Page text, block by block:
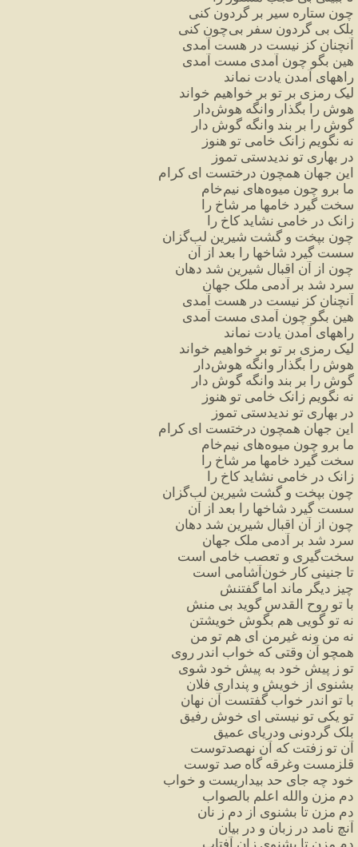
چون ستاره سیر بر گردون کنی
بلک بی گردون سفر بیچون کنی
آنچنان کز نیست در هست آمدی
هین بگو چون آمدی مست آمدی
راههای آمدن یادت نماند
لیک رمزی بر تو بر خواهیم خواند
هوش را بگذار وانگه هوشدار
گوش را بر بند وانگه گوش دار
نه نگویم زانک خامی تو هنوز
در بهاری تو ندیدستی تموز
این جهان همچون درختست ای کرام
ما برو چون میوههای نیمخام
سخت گیرد خامها مر شاخ را
زانک در خامی نشاید کاخ را
چون بپخت و گشت شیرین لبگزان
سست گیرد شاخها را بعد از
آن
چون از آن اقبال شیرین شد دهان
سرد شد بر آدمی ملک جهان
آنچنان کز نیست در هست آمدی
هین بگو چون آمدی مست آمدی
راههای آمدن یادت نماند
لیک رمزی بر تو بر خواهیم خواند
هوش را بگذار وانگه هوشدار
گوش را بر بند وانگه گوش دار
نه نگویم زانک خامی تو هنوز
در بهاری تو ندیدستی تموز
این جهان همچون درختست ای کرام
ما برو چون میوههای نیمخام
سخت گیرد خامها مر شاخ را
زانک در خامی نشاید کاخ را
چون بپخت و گشت شیرین لبگزان
سست گیرد شاخها را بعد از
آن
چون از آن اقبال شیرین شد دهان
سرد شد بر آدمی ملک جهان
سختگیری و تعصب خامی است
تا جنینی کار خون آشامی است
چیز دیگر ماند اما گفتنش
با تو روح القدس گوید بی منش
نه تو گویی هم بگوش خویشتن
نه من ونه غیرمن ای هم تو من
همچو آن وقتی که خواب اندر روی
تو ز پیش خود به پیش خود شوی
بشنوی از خویش و پنداری فلان
با تو اندر خواب گفتست آن نهان
تو یکی تو نیستی ای خوش رفیق
بلک گردونی ودریای عمیق
آن تو زفتت که آن نهصدتوست
قلزمست وغرقه گاه صد توست
خود چه جای حد بیداریست و خواب
دم مزن والله اعلم بالصواب
دم مزن تا بشنوی از دم ز نان
آنچ نامد در زبان و در بیان